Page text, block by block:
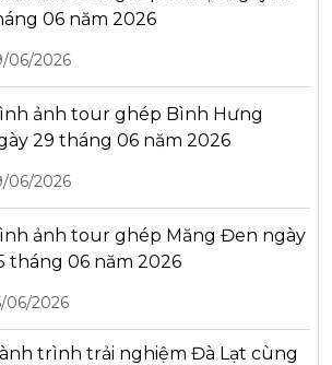
06 năm 2026
06/2026
ảnh tour ghép Bình Hưng
29 tháng 06 năm 2026
06/2026
ảnh tour ghép Măng Đen ngày
tháng 06 năm 2026
06/2026
trình trải nghiệm Đà Lạt cùng